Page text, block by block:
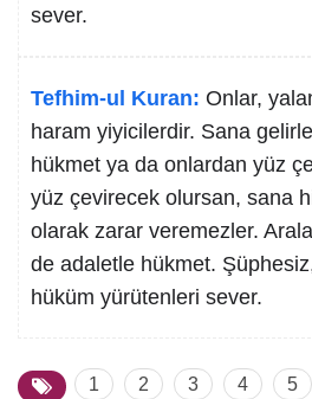
sever.
Tefhim-ul Kuran: Onlar,
haram yiyicilerdir. Sana
hükmet ya da onlardan yüz
yüz çevirecek olursan, sana
olarak zarar veremezler.
de adaletle hükmet.
hüküm yürütenleri sever.
1 2 3 4 5